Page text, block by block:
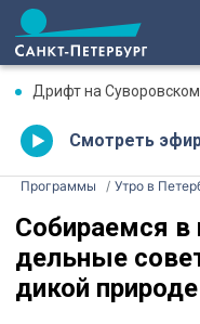
Дрифт на Суворовском:
Смотреть
Программы Утро в
Собираемся в
дельные
дикой природе